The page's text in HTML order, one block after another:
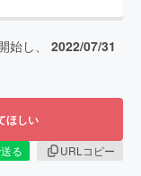
始し、 2022/07/31
ほしい
る
URLコピー